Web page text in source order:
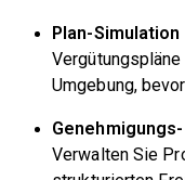
Plan-
Umgebung,
Verwalten Sie